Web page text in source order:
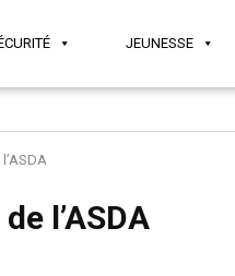
JEUNESSE
l’ASDA